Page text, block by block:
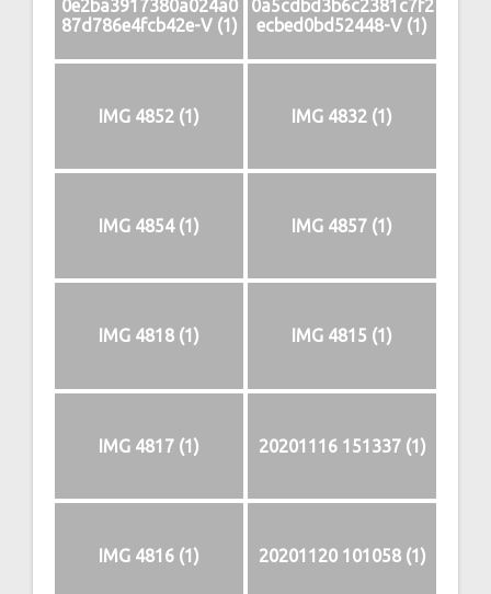
0e2ba3917380a024a0
87d786e4fcb42e-V (1)
0a5cdbd3b6c2381c7f2
ecbed0bd52448-V (1)
IMG 4852 (1) IMG 4832 (1)
IMG 4854 (1) IMG 4857 (1)
IMG 4818 (1) IMG 4815 (1)
IMG 4817 (1) 20201116 151337 (1)
IMG 4816 (1) 20201120 101058 (1)